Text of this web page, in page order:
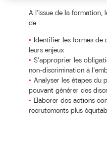
A l’issue de la formation,
de :
Identifier les formes de
leurs enjeux
S’approprier les
non-discrimination à
Analyser les étapes du
pouvant générer des
Elaborer des actions
recrutements plus